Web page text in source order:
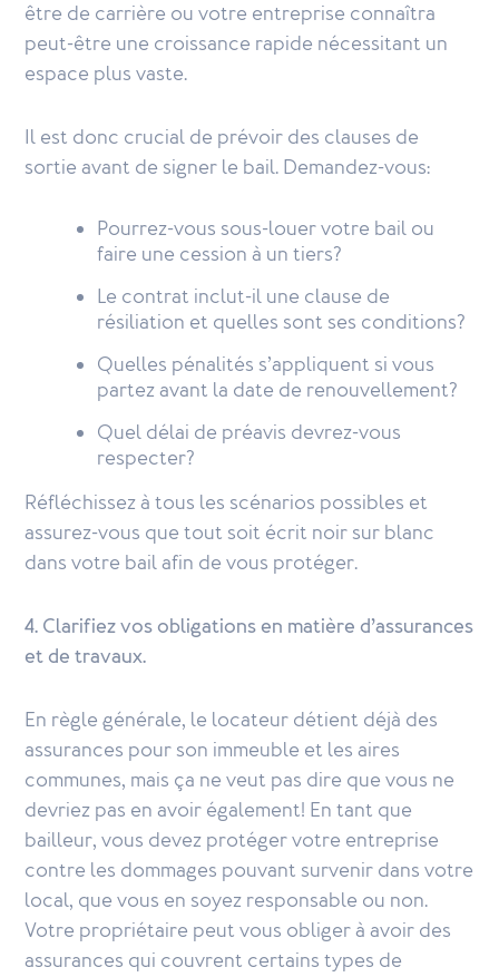
être de carrière ou votre entreprise connaîtra
peut-être une croissance rapide nécessitant un
espace plus vaste.
Il est donc crucial de prévoir des clauses de
sortie avant de signer le bail. Demandez-vous:
Pourrez-vous sous-louer votre bail ou
faire une cession à un tiers?
Le contrat inclut-il une clause de
résiliation et quelles sont ses conditions?
Quelles pénalités s’appliquent si vous
partez avant la date de renouvellement?
Quel délai de préavis devrez-vous
respecter?
Réfléchissez à tous les scénarios possibles et
assurez-vous que tout soit écrit noir sur blanc
dans votre bail afin de vous protéger.
4. Clarifiez vos obligations en matière d’assurances
et de travaux.
En règle générale, le locateur détient déjà des
assurances pour son immeuble et les aires
communes, mais ça ne veut pas dire que vous ne
devriez pas en avoir également! En tant que
bailleur, vous devez protéger votre entreprise
contre les dommages pouvant survenir dans votre
local, que vous en soyez responsable ou non.
Votre propriétaire peut vous obliger à avoir des
assurances qui couvrent certains types de